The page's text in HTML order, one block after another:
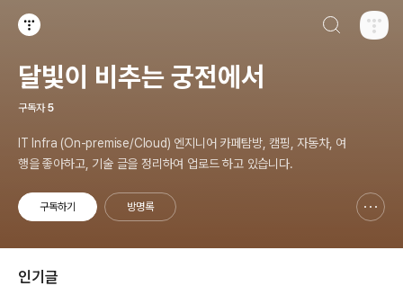
달빛이 비추는 궁전에서
구독자 5
IT Infra (On-premise/Cloud) 엔지니어 카페탐방, 캠핑, 자동차, 여
행을 좋아하고, 기술 글을 정리하여 업로드 하고 있습니다.
구독하기 방명록
인기글